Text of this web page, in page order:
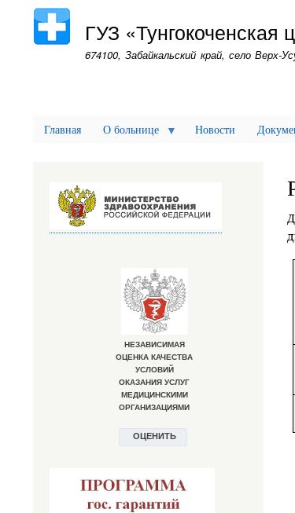
ГУЗ «Тунгокоченская
674100, Забайкальский край, село Верх-
Главная О больнице Новости